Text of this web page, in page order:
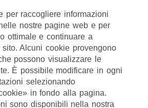
per raccogliere informazioni
nostre pagine web e per
ottimale e continuare a
Alcuni cookie provengono
possono visualizzare le
È possibile modificare in ogni
selezionando
in fondo alla pagina.
sono disponibili nella nostra